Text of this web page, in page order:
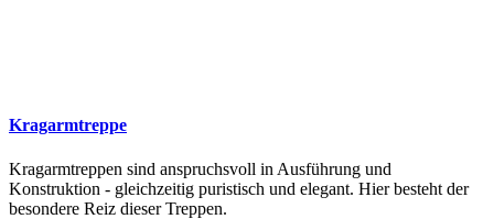
Kragarmtreppe
Kragarmtreppen sind anspruchsvoll in Ausführung und
Konstruktion - gleichzeitig puristisch und elegant. Hier besteht der
besondere Reiz dieser Treppen.